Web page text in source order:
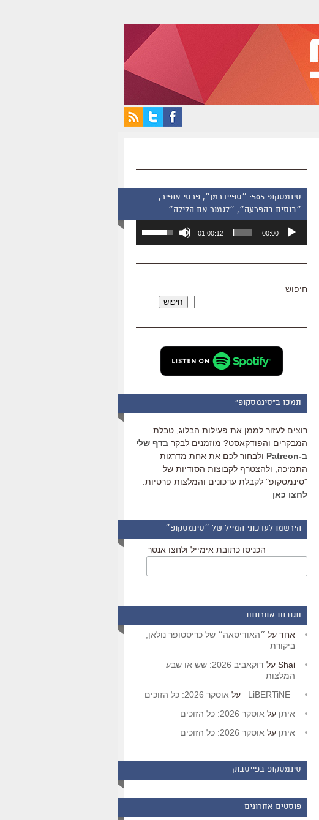
סינמסקופ 505: ״ספיידרמן״, פרסי אופיר,
״בוסית בהפרעה״, ״לגמור את הלילה״
אודיו
00:00
01:00:12
השתמש
כדי
שמע.
חיפוש
חיפוש
תמכו ב"סינמסקופ"
רוצים לעזור לממן את פעילות הבלוג, טבלת
המבקרים והפודקאסט? מוזמנים לבקר בדף שלי
ב-Patreon
ולבחור לכם את אחת מדרגות
התמיכה, ולהצטרף לקבוצות הסודיות של
"סינמסקופ" לקבלת עדכונים והמלצות פרטיות.
לחצו כאן
הירשמו לעדכוני המייל של ״סינמסקופ״
הכניסו כתובת אימייל ולחצו אנטר
תגובות אחרונות
אחד על ״האודיסאה״ של כריסטופר נולאן,
ביקורת
Shai על
דוקאביב 2026: שש או שבע
המלצות
על אוסקר 2026: כל הזוכים
איתן על אוסקר 2026: כל הזוכים
איתן על אוסקר 2026: כל הזוכים
סינמסקופ בפייסבוק
פוסטים אחרונים